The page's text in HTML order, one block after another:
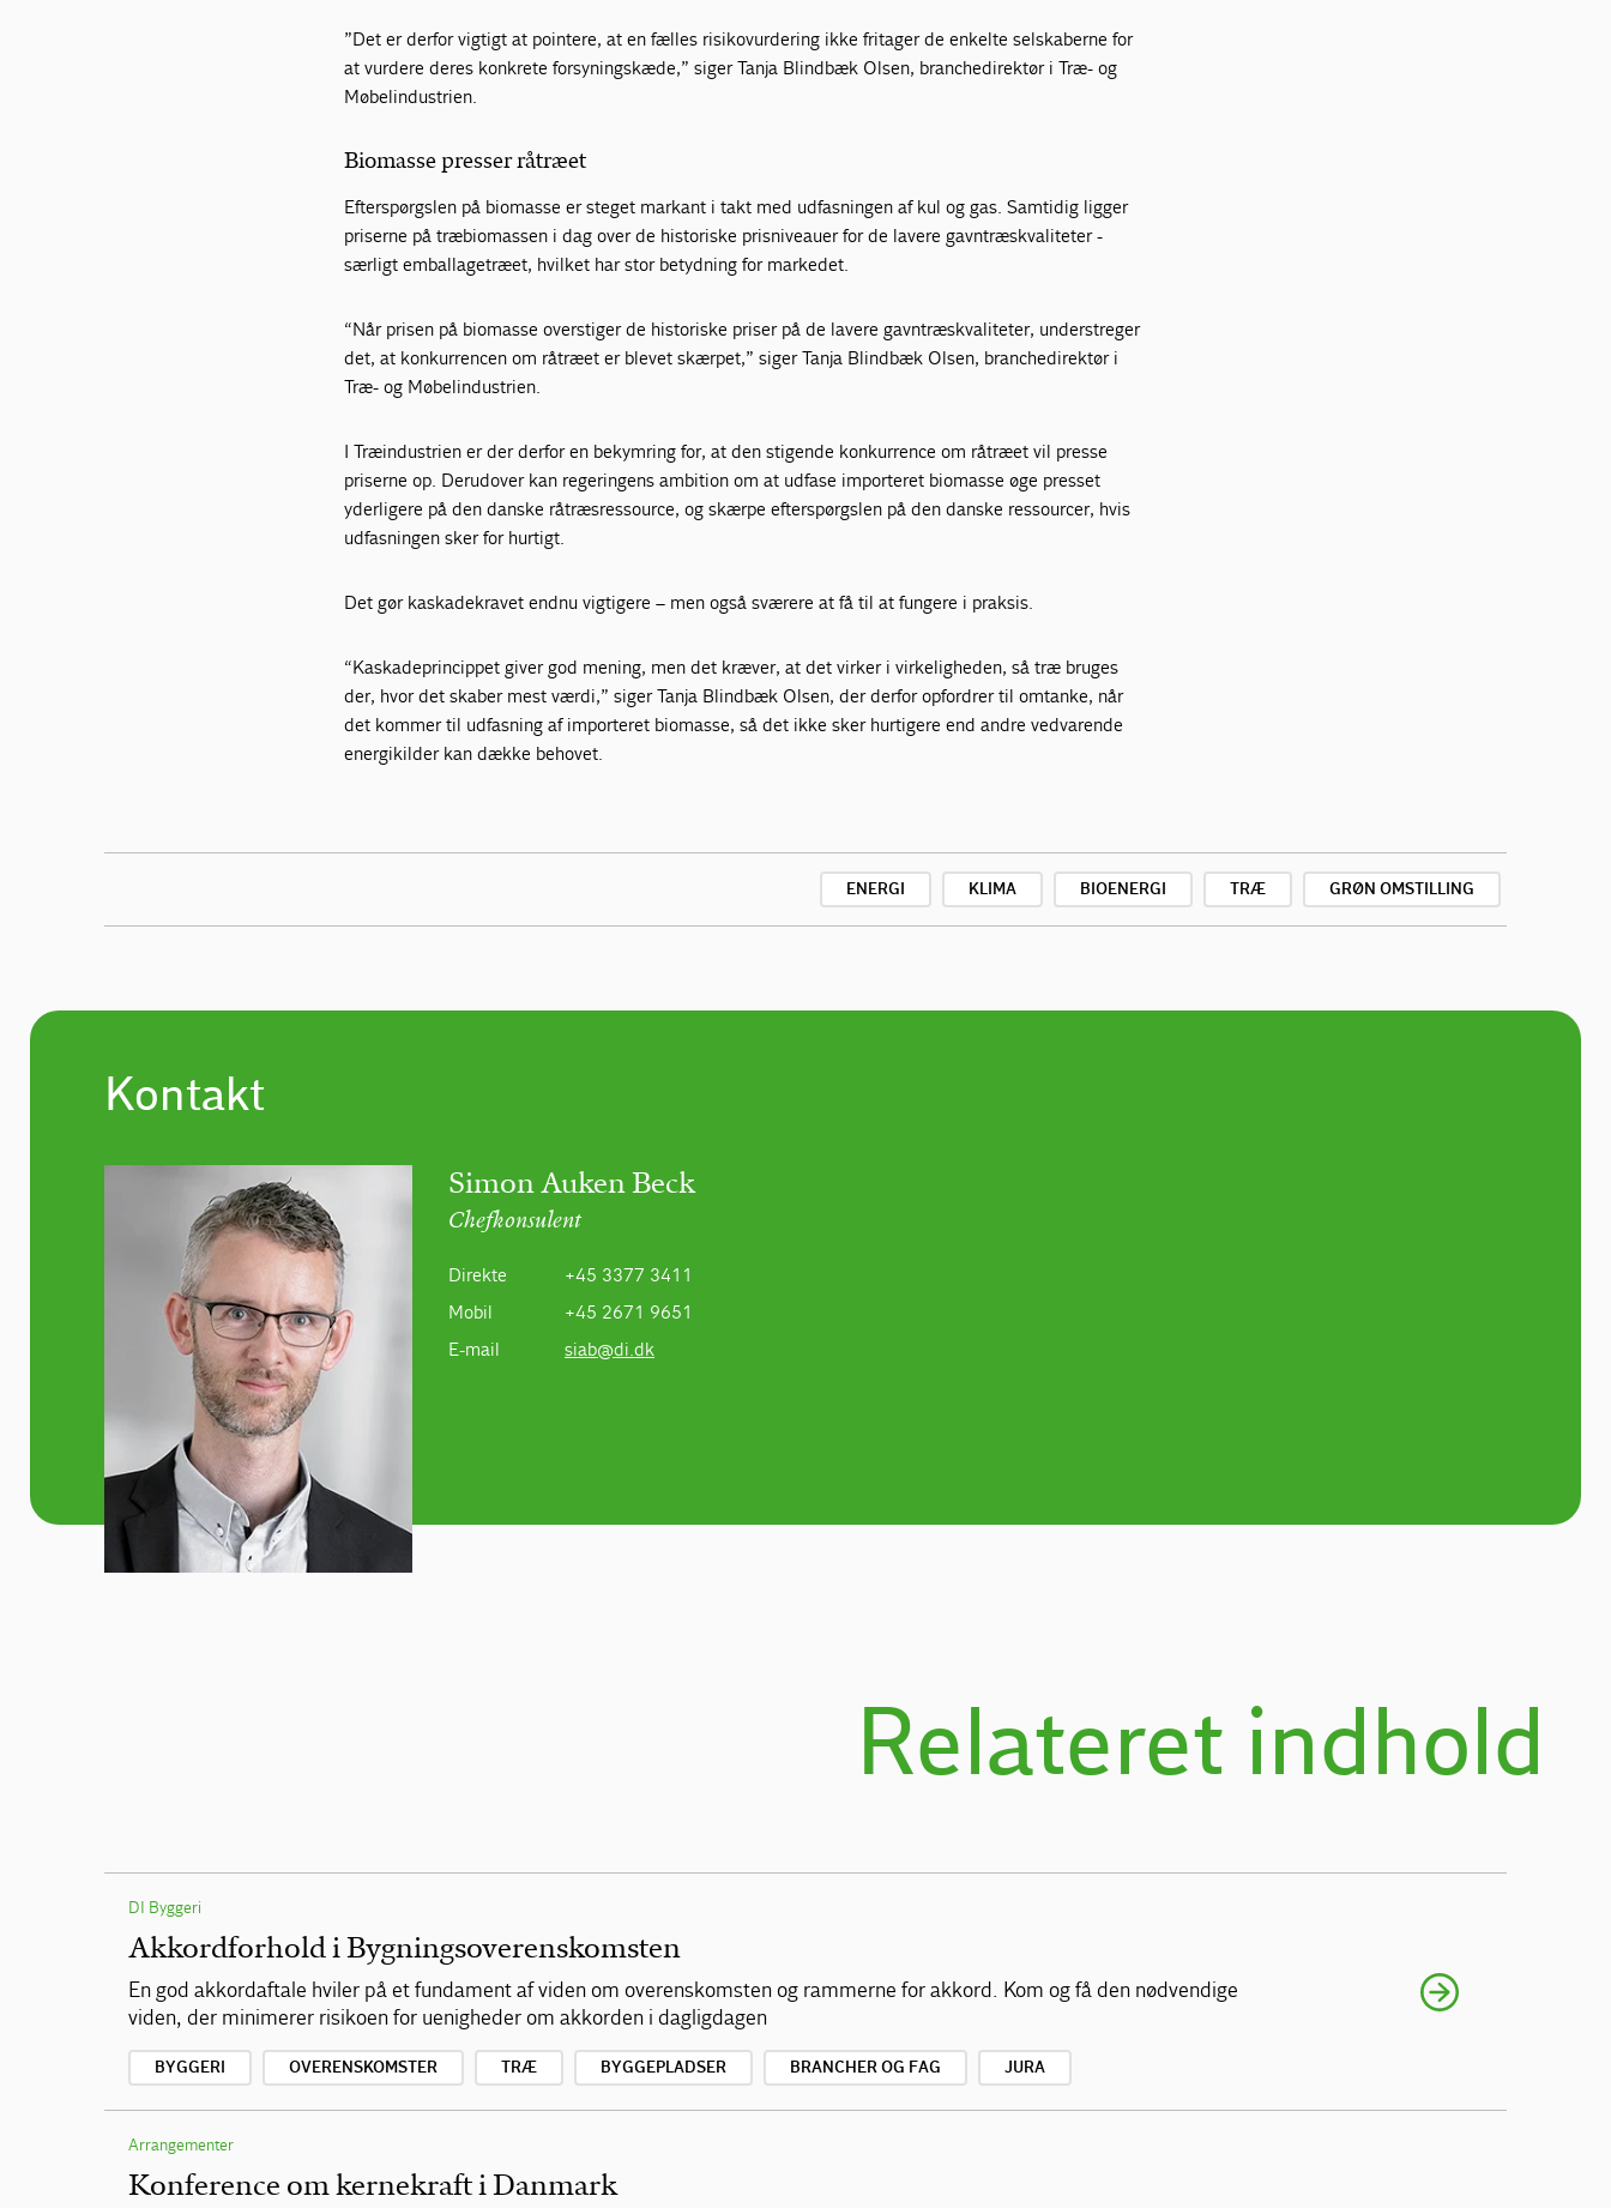
”Det er derfor vigtigt at pointere, at en fælles risikovurdering ikke fritager de enkelte selskaberne for
at vurdere deres konkrete forsyningskæde,” siger Tanja Blindbæk Olsen, branchedirektør i Træ- og
Møbelindustrien.
Biomasse presser råtræet
Efterspørgslen på biomasse er steget markant i takt med udfasningen af kul og gas. Samtidig ligger
priserne på træbiomassen i dag over de historiske prisniveauer for de lavere gavntræskvaliteter -
særligt emballagetræet, hvilket har stor betydning for markedet.
“Når prisen på biomasse overstiger de historiske priser på de lavere gavntræskvaliteter, understreger
det, at konkurrencen om råtræet er blevet skærpet,” siger Tanja Blindbæk Olsen, branchedirektør i
Træ- og Møbelindustrien.
I Træindustrien er der derfor en bekymring for, at den stigende konkurrence om råtræet vil presse
priserne op. Derudover kan regeringens ambition om at udfase importeret biomasse øge presset
yderligere på den danske råtræsressource, og skærpe efterspørgslen på den danske ressourcer, hvis
udfasningen sker for hurtigt.
Det gør kaskadekravet endnu vigtigere – men også sværere at få til at fungere i praksis.
“Kaskadeprincippet giver god mening, men det kræver, at det virker i virkeligheden, så træ bruges
der, hvor det skaber mest værdi,” siger Tanja Blindbæk Olsen, der derfor opfordrer til omtanke, når
det kommer til udfasning af importeret biomasse, så det ikke sker hurtigere end andre vedvarende
energikilder kan dække behovet.
ENERGI KLIMA BIOENERGI TRÆ GRØN OMSTILLING
Kontakt
Simon Auken Beck
Chefkonsulent
Direkte
+45 3377 3411
Mobil
+45 2671 9651
E-mail
siab@di.dk
Relateret indhold
DI Byggeri
Akkordforhold i Bygningsoverenskomsten
En god akkordaftale hviler på et fundament af viden om overenskomsten og rammerne for akkord. Kom og få den nødvendige
viden, der minimerer risikoen for uenigheder om akkorden i dagligdagen
BYGGERI OVERENSKOMSTER TRÆ BYGGEPLADSER BRANCHER OG FAG JURA
Arrangementer
Konference om kernekraft i Danmark